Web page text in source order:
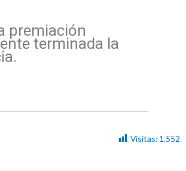
premiación
terminada la
Visitas: 1.552